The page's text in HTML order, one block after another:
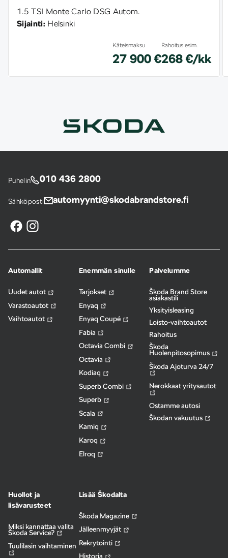
1.5 TSI Monte Carlo DSG Autom.
Sijainti: Helsinki
Käteismaksu
27 900 €
Rahoitus esim.
268 €/kk
Puhelin 010 436 2800
Sähköposti automyynti@skodabrandstore.fi
Automallit
Uudet autot
Varastoautot
Vaihtoautot
Enemmän sinulle
Tarjokset
Enyaq
Enyaq Coupé
Fabia
Octavia Combi
Octavia
Kodiaq
Superb Combi
Superb
Scala
Kamiq
Karoq
Elroq
Palvelumme
Škoda Brand Store
asiakastili
Yksityisleasing
Loisto-vaihtoautot
Rahoitus
Škoda
Huolenpitosopimus
Škoda Ajoturva 24/7
Nerokkaat yritysautot
Ostamme autosi
Škodan vakuutus
Huollot ja
lisävarusteet
Miksi kannattaa valita
Škoda Service?
Tuulilasin vaihtaminen
Lisää Škodalta
Škoda Magazine
Jälleenmyyjät
Rekrytointi
Historia